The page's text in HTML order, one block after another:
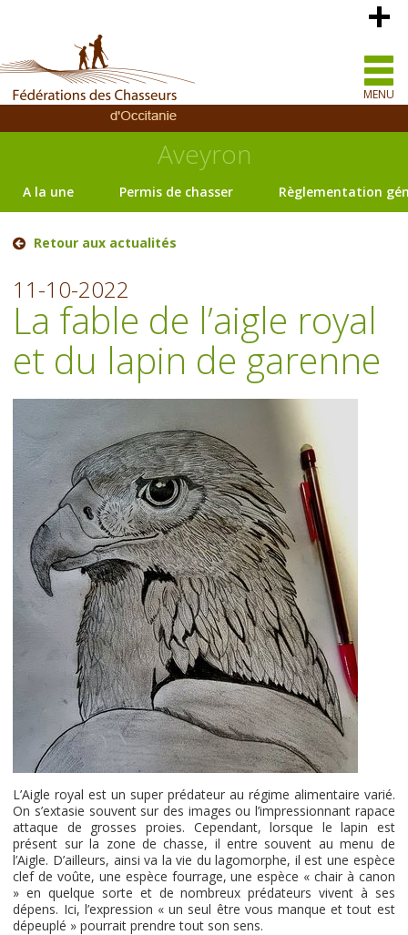
MENU
Aveyron
A la une Permis de chasser Règlementation
Retour aux actualités
11-10-2022
La fable de l’aigle royal
et du lapin de garenne
L’Aigle royal est un super prédateur au régime alimentaire varié.
On s’extasie souvent sur des images ou l’impressionnant rapace
attaque de grosses proies. Cependant, lorsque le lapin est
présent sur la zone de chasse, il entre souvent au menu de
l’Aigle. D’ailleurs, ainsi va la vie du lagomorphe, il est une espèce
clef de voûte, une espèce fourrage, une espèce « chair à canon
» en quelque sorte et de nombreux prédateurs vivent à ses
dépens. Ici, l’expression « un seul être vous manque et tout est
dépeuplé » pourrait prendre tout son sens.